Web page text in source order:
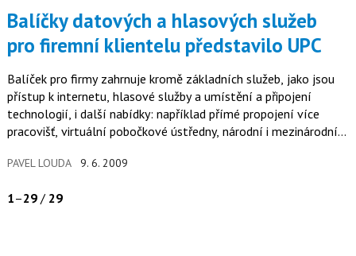
Balíčky datových a hlasových služeb
pro firemní klientelu představilo UPC
Balíček pro firmy zahrnuje kromě základních služeb, jako jsou
přístup k internetu, hlasové služby a umístění a připojení
technologií, i další nabídky: například přímé propojení více
pracovišť, virtuální pobočkové ústředny, národní i mezinárodní…
PAVEL LOUDA 9. 6. 2009
1–29/ 29